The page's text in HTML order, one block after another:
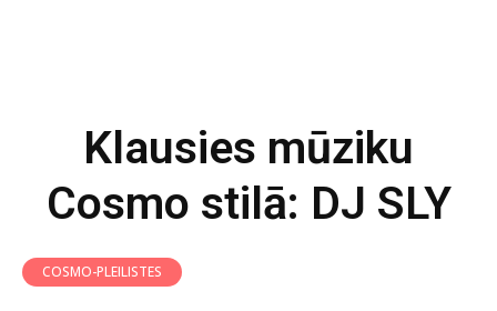
Klausies mūziku
Cosmo stilā: DJ SLY
COSMO-PLEILISTES